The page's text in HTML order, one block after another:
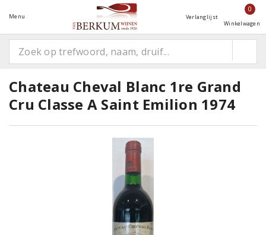
Menu Verlanglijst
0
Winkelwagen
Chateau Cheval Blanc 1re Grand
Cru Classe A Saint Emilion 1974